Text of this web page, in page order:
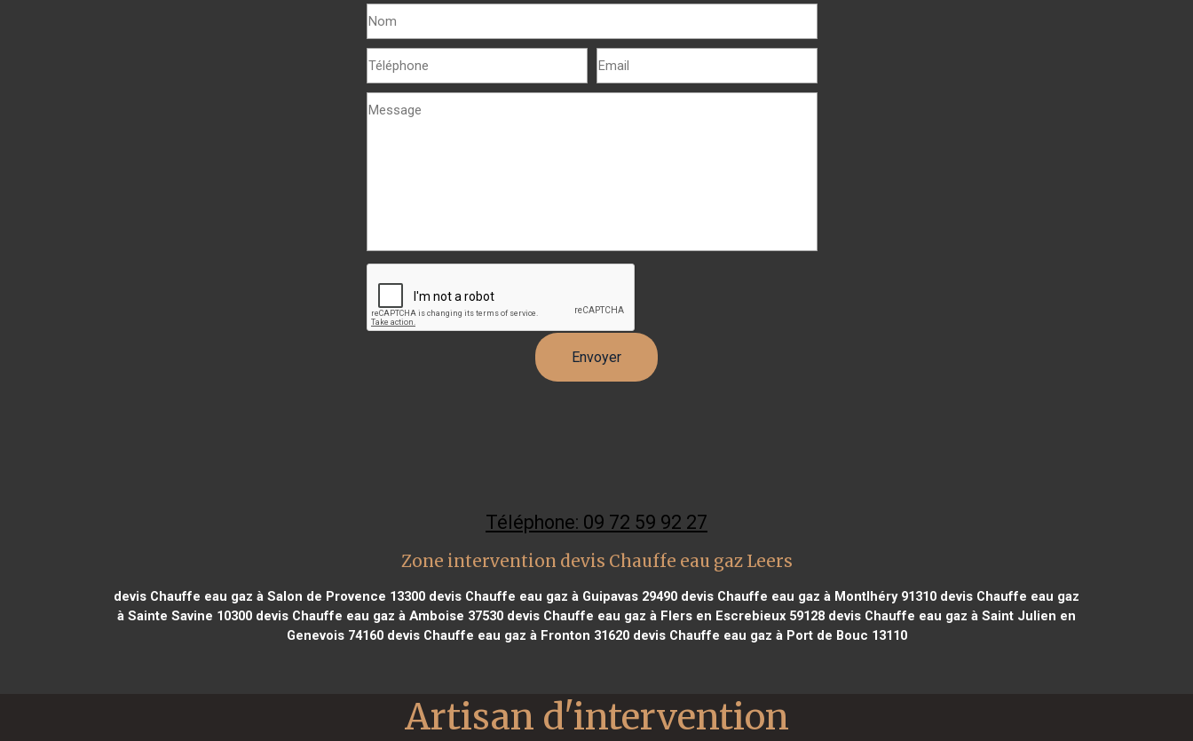
Téléphone: 09 72 59 92 27
Zone intervention devis Chauffe eau gaz Leers
devis Chauffe eau gaz à Salon de Provence 13300 devis Chauffe eau gaz à Guipavas 29490 devis Chauffe eau gaz à Montlhéry 91310 devis Chauffe eau gaz
à Sainte Savine 10300 devis Chauffe eau gaz à Amboise 37530 devis Chauffe eau gaz à Flers en Escrebieux 59128 devis Chauffe eau gaz à Saint Julien en
Genevois 74160devis Chauffe eau gaz à Fronton 31620devis Chauffe eau gaz à Port de Bouc 13110
Artisan d'intervention